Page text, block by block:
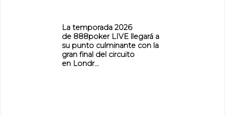
La temporada 2026
de 888poker LIVE llegará a
su punto culminante con la
gran final del circuito
en Londr...